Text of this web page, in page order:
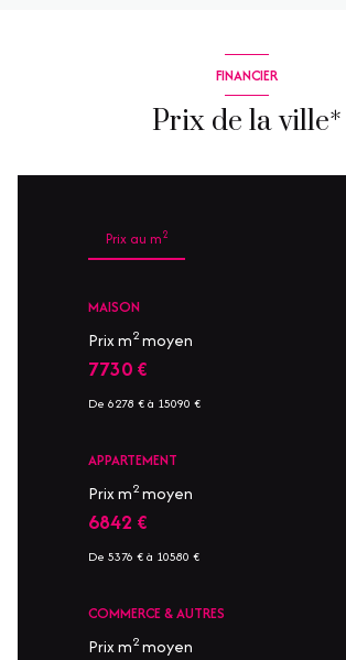
FINANCIER
Prix de la ville*
Prix au m2
MAISON
Prix m2moyen
7730 €
De 6278 € à 15090 €
APPARTEMENT
Prix m2moyen
6842 €
De 5376 € à 10580 €
COMMERCE & AUTRES
Prix m2moyen